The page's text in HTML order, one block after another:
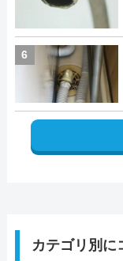
6
カテゴリ別に